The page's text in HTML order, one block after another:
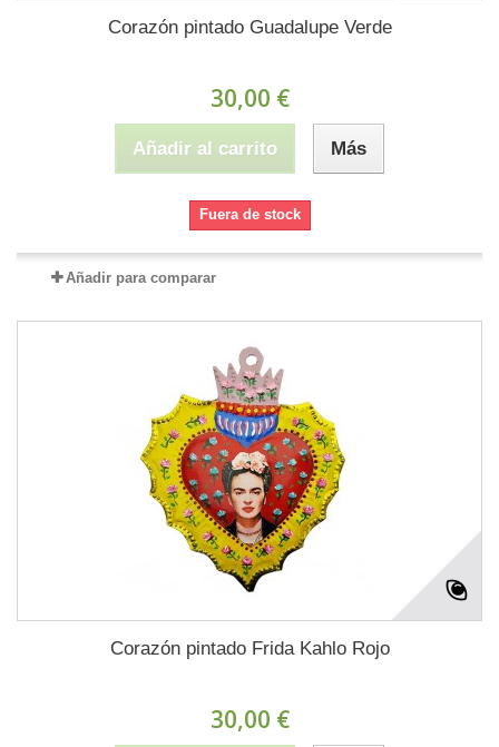
Corazón pintado Guadalupe Verde
30,00 €
Añadir al carrito Más
Fuera de stock
Añadir para comparar
Corazón pintado Frida Kahlo Rojo
30,00 €